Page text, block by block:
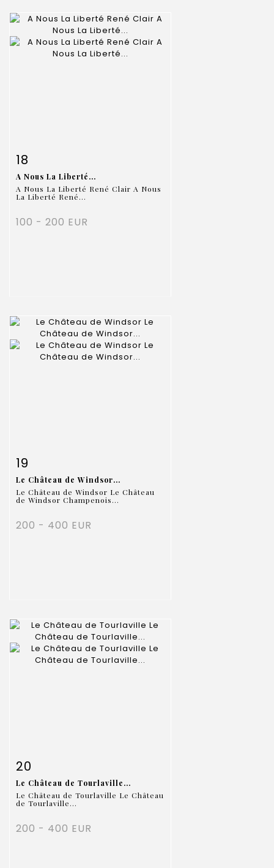
18
A Nous La Liberté...
A Nous La Liberté René Clair A Nous
La Liberté René...
100 - 200 EUR
19
Le Château de Windsor...
Le Château de Windsor Le Château
de Windsor Champenois...
200 - 400 EUR
Item detail
20
Le Château de Tourlaville...
Le Château de Tourlaville Le Château
de Tourlaville...
200 - 400 EUR